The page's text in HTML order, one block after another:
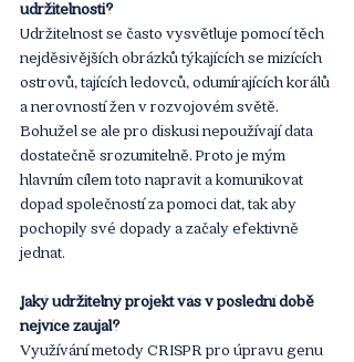
udržitelnosti?
Udržitelnost se často vysvětluje pomocí těch
nejděsivějších obrázků týkajících se mizících
ostrovů, tajících ledovců, odumírajících korálů
a nerovností žen v rozvojovém světě.
Bohužel se ale pro diskusi nepoužívají data
dostatečně srozumitelně. Proto je mým
hlavním cílem toto napravit a komunikovat
dopad společností za pomoci dat, tak aby
pochopily své dopady a začaly efektivně
jednat.
Jaký udržitelný projekt vás v poslední době
nejvíce zaujal?
Využívání metody CRISPR pro úpravu genu